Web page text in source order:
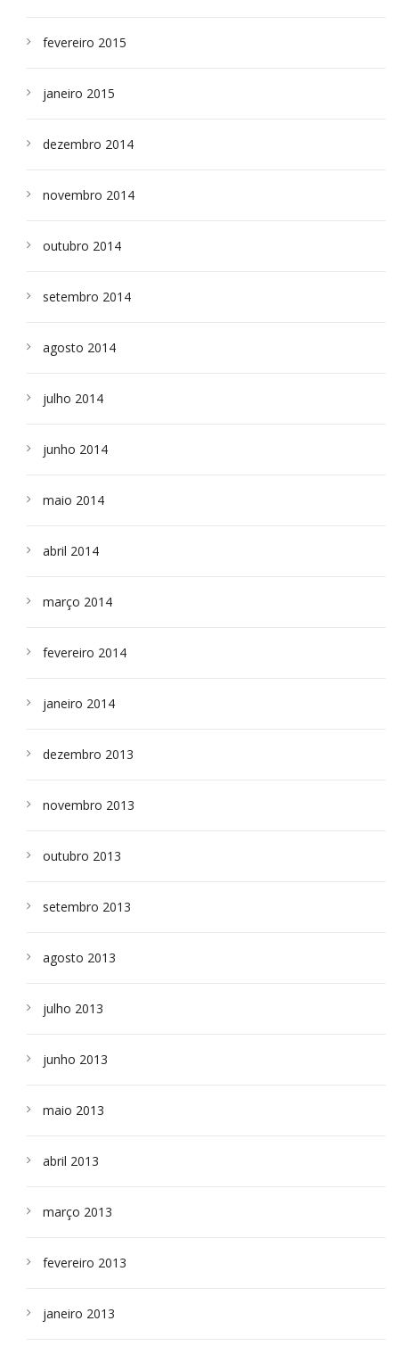
fevereiro 2015
janeiro 2015
dezembro 2014
novembro 2014
outubro 2014
setembro 2014
agosto 2014
julho 2014
junho 2014
maio 2014
abril 2014
março 2014
fevereiro 2014
janeiro 2014
dezembro 2013
novembro 2013
outubro 2013
setembro 2013
agosto 2013
julho 2013
junho 2013
maio 2013
abril 2013
março 2013
fevereiro 2013
janeiro 2013